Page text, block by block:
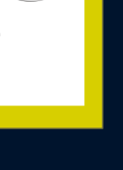
markkina-
LED-
avulla toimitamme
joilla on
led-diodeista,